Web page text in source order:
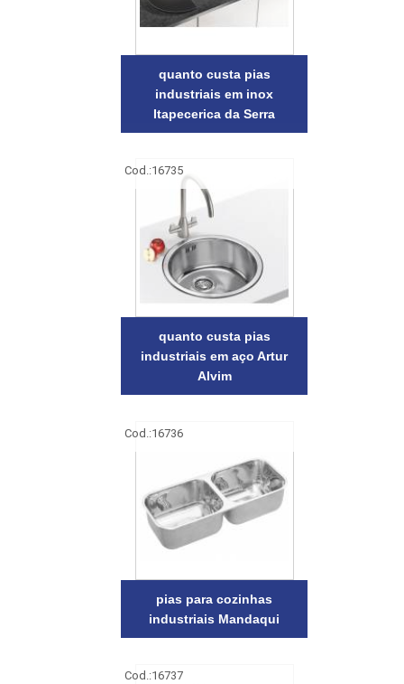
quanto custa pias
industriais em inox
Itapecerica da Serra
Cod.:16735
quanto custa pias
industriais em aço Artur
Alvim
Cod.:16736
pias para cozinhas
industriais Mandaqui
Cod.:16737